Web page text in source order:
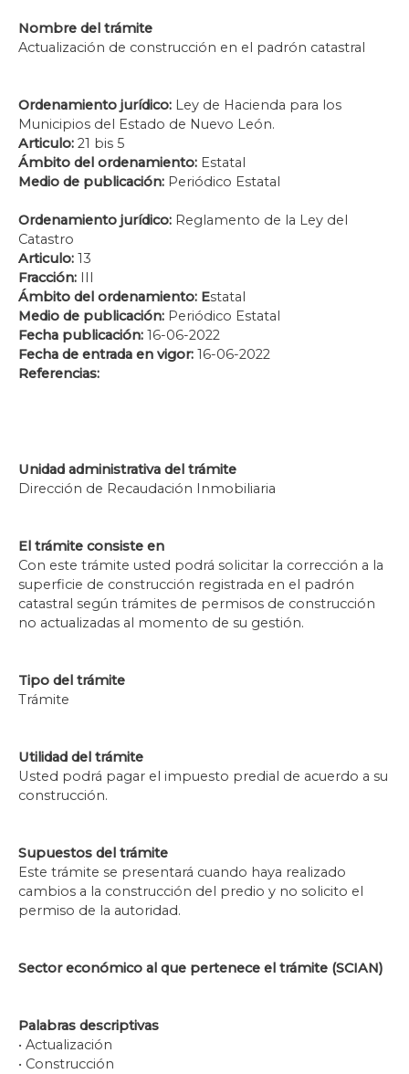
Nombre del trámite
Actualización de construcción en el padrón catastral
Ordenamiento jurídico: Ley de Hacienda para los
Municipios del Estado de Nuevo León.
Articulo: 21 bis 5
Ámbito del ordenamiento: Estatal
Medio de publicación: Periódico Estatal
Ordenamiento jurídico: Reglamento de la Ley del
Catastro
Articulo: 13
Fracción:
Ámbito del ordenamiento: Estatal
Medio de publicación: Periódico Estatal
Fecha publicación: 16-06-2022
Fecha de entrada en vigor: 16-06-2022
Referencias:
Unidad administrativa del trámite
Dirección de Recaudación Inmobiliaria
El trámite consiste en
Con este trámite usted podrá solicitar la corrección a la
superficie de construcción registrada en el padrón
catastral según trámites de permisos de construcción
no actualizadas al momento de su gestión.
Tipo del trámite
Trámite
Utilidad del trámite
Usted podrá pagar el impuesto predial de acuerdo a su
construcción.
Supuestos del trámite
Este trámite se presentará cuando haya realizado
cambios a la construcción del predio y no solicito el
permiso de la autoridad.
Sector económico al que pertenece el trámite (SCIAN)
Palabras descriptivas
• Actualización
• Construcción